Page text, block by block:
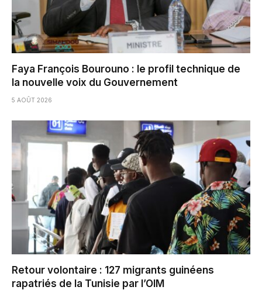
Faya François Bourouno : le profil technique de
la nouvelle voix du Gouvernement
5 AOÛT 2026
Retour volontaire : 127 migrants guinéens
rapatriés de la Tunisie par l’OIM